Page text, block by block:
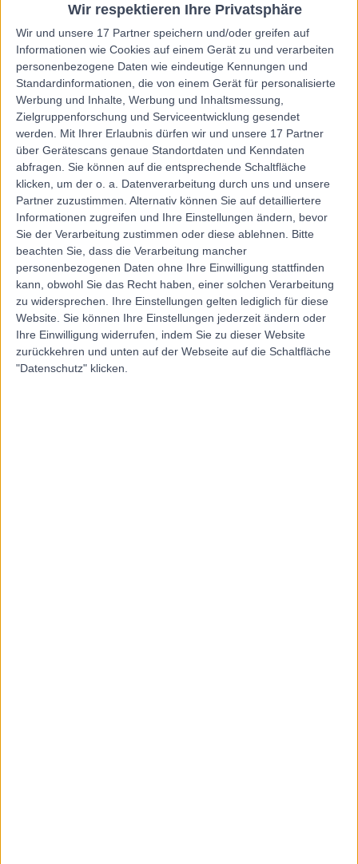
Wir respektieren Ihre Privatsphäre
Wir und unsere 17 Partner speichern und/oder greifen auf
Informationen wie Cookies auf einem Gerät zu und verarbeiten
personenbezogene Daten wie eindeutige Kennungen und
Standardinformationen, die von einem Gerät für personalisierte
Werbung und Inhalte, Werbung und Inhaltsmessung,
Zielgruppenforschung und Serviceentwicklung gesendet
werden.
Mit Ihrer Erlaubnis dürfen wir und unsere 17 Partner
über Gerätescans genaue Standortdaten und Kenndaten
abfragen. Sie können auf die entsprechende Schaltfläche
klicken, um der o. a. Datenverarbeitung durch uns und unsere
Partner zuzustimmen. Alternativ können Sie auf detailliertere
Informationen zugreifen und Ihre Einstellungen ändern, bevor
Sie der Verarbeitung zustimmen oder diese ablehnen.
Bitte
beachten Sie, dass die Verarbeitung mancher
personenbezogenen Daten ohne Ihre Einwilligung stattfinden
kann, obwohl Sie das Recht haben, einer solchen Verarbeitung
zu widersprechen. Ihre Einstellungen gelten lediglich für diese
Website. Sie können Ihre Einstellungen jederzeit ändern oder
Ihre Einwilligung widerrufen, indem Sie zu dieser Website
zurückkehren und unten auf der Webseite auf die Schaltfläche
"Datenschutz" klicken.
31 Jahre an Erfahrung
238.24 Kilometer | Elisabethstraße 11/Top 1a, 6020,
Innsbruck
Kardiologie
+10
Kontakt
Dr Prim. Priv. Doz
Thomas-Matthias
Scherzer
Gastroenterologe/-in
(Darmerkrankungen)
5.00/5 (11 Bewertungen)
1 Kenntnisbestätigung
155.97 Kilometer | Pulverturmgasse 22, 1090, Wien
Kardiologie
+6